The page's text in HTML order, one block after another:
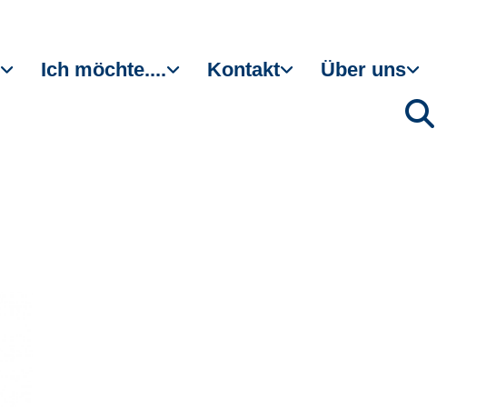
Ich möchte.... Kontakt Über uns